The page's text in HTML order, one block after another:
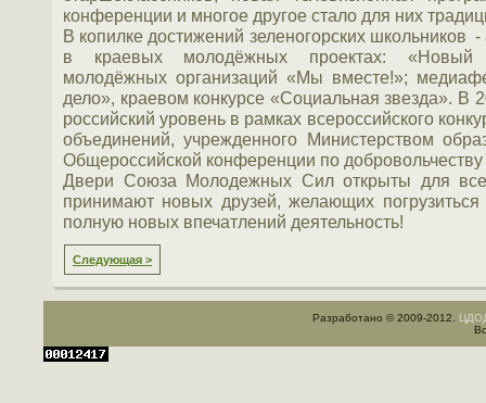
конференции и многое другое стало для них
В копилке достижений зеленогорских школьников
в краевых молодёжных проектах: «Новый
молодёжных организаций «Мы вместе!»;
дело», краевом конкурсе «Социальная звезда».
российский уровень в рамках всероссийского
объединений, учрежденного Министерством
Общероссийской конференции по
Двери Союза Молодежных Сил открыты для
принимают новых друзей, желающих
полную новых впечатлений деятельность!
Следующая >
Разработано © 2009-2012.